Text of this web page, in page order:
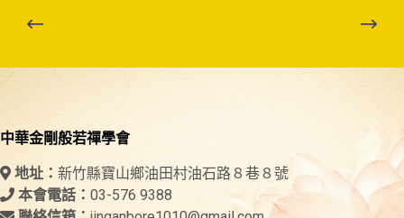
中華金剛般若禪學會
地址： 新竹縣寶山鄉油田村油石路８巷８號
本會電話： 03-576 9388